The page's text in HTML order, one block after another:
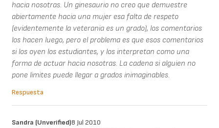
hacia nosotras. Un ginesaurio no creo que demuestre
abiertamente hacia una mujer esa falta de respeto
(evidentemente la veterania es un grado), los comentarios
los hacen luego, pero el problema es que esos comentarios
si los oyen los estudiantes, y los interpretan como una
forma de actuar hacia nosotras. La cadena si alguien no
pone limites puede llegar a grados inimaginables.
Respuesta
Sandra (unverified)8 Jul 2010